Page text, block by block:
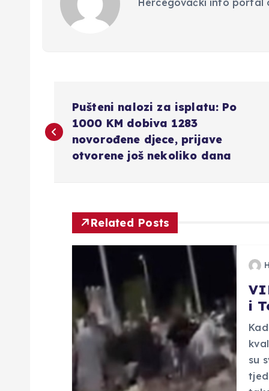
a
Pušteni nalozi za isplatu: Po
1000 KM dobiva 1283
novorođene djece, prijave
otvorene još nekoliko dana
Related Posts
i
su